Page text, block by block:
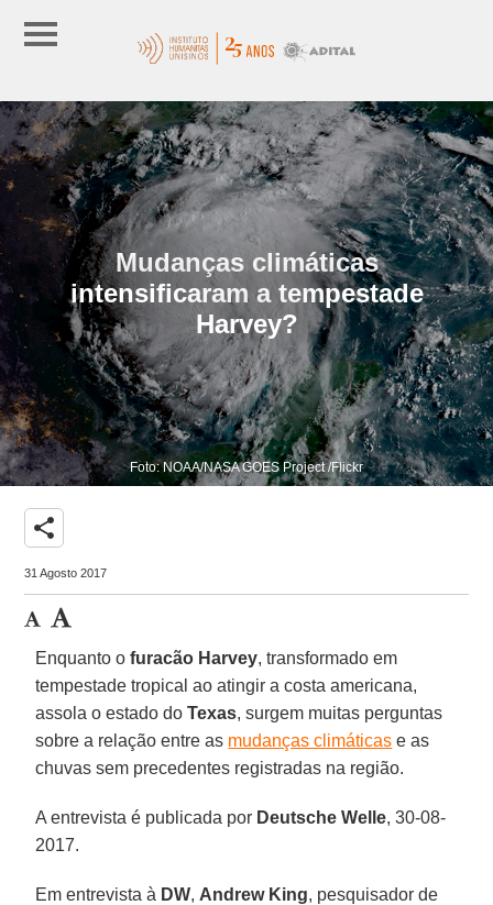
Mudanças climáticas
intensificaram a tempestade
Harvey?
Foto: NOAA/NASA GOES Project /Flickr
share
31 Agosto 2017
Enquanto ofuracão Harvey, transformado em
tempestade tropical ao atingir a costa americana,
assola o estado doTexas, surgem muitas perguntas
sobre a relação entre as mudanças climáticas e as
chuvas sem precedentes registradas na região.
A entrevista é publicada por Deutsche Welle, 30-08-
2017.
Em entrevista à DW, Andrew King, pesquisador de